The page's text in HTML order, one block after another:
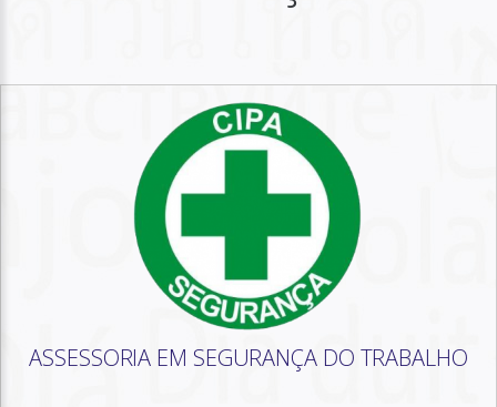
ASSESSORIA EM SEGURANÇA DO TRABALHO